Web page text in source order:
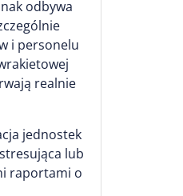
odbywa
i personelu
realnie
jednostek
lub
raportami o